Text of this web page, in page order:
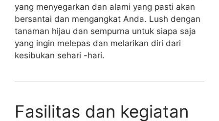
yang menyegarkan dan alami yang pasti akan
bersantai dan mengangkat Anda. Lush dengan
tanaman hijau dan sempurna untuk siapa saja
yang ingin melepas dan melarikan diri dari
kesibukan sehari -hari.
Fasilitas dan kegiatan